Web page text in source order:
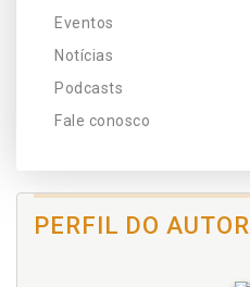
Eventos
Notícias
Podcasts
Fale conosco
PERFIL DO AUTOR